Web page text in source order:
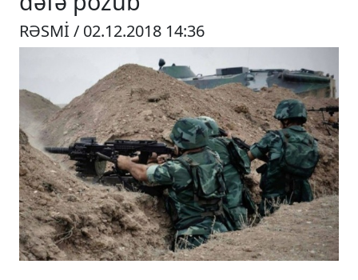
RƏSMİ / 02.12.2018 14:36